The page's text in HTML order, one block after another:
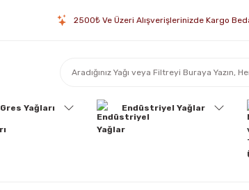
2500₺ Ve Üzeri Alışverişlerinizde Kargo
Gres Yağları Endüstriyel Yağlar